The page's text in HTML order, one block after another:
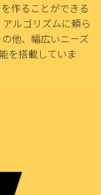
作ることができる
ルゴリズムに頼ら
他、幅広いニーズ
を搭載していま